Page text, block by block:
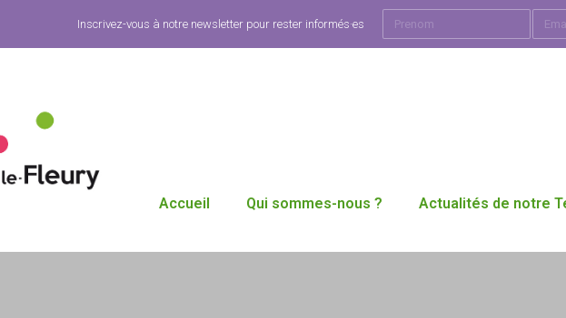
Inscrivez-vous à notre newsletter pour rester informés·es
Accueil Qui sommes-nous ? Actualités de notre